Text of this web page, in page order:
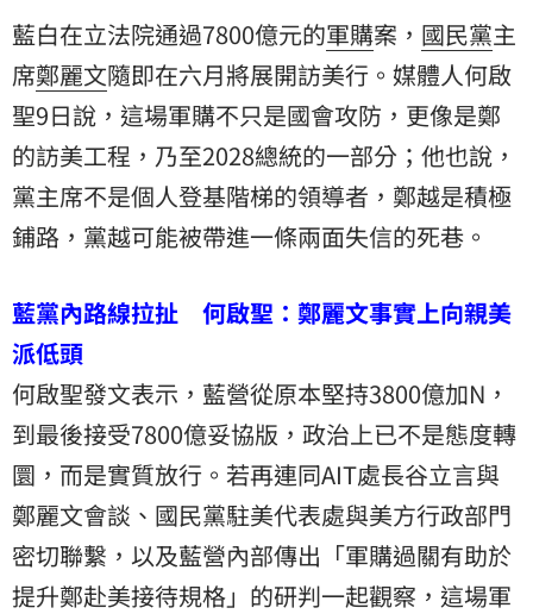
藍白在立法院通過7800億元的軍購案， 國民黨主
席鄭麗文隨即在六月將展開訪美行。媒體人何啟
聖9日說，這場軍購不只是國會攻防，更像是鄭
的訪美工程，乃至2028總統的一部分；他也說，
黨主席不是個人登基階梯的領導者，鄭越是積極
鋪路，黨越可能被帶進一條兩面失信的死巷。
藍黨內路線拉扯 何啟聖：鄭麗文事實上向親美
派低頭
何啟聖發文表示，藍營從原本堅持3800億加N，
到最後接受7800億妥協版，政治上已不是態度轉
圜，而是實質放行。若再連同AIT處長谷立言與
鄭麗文會談、國民黨駐美代表處與美方行政部門
密切聯繫，以及藍營內部傳出「軍購過關有助於
提升鄭赴美接待規格」的研判一起觀察，這場軍